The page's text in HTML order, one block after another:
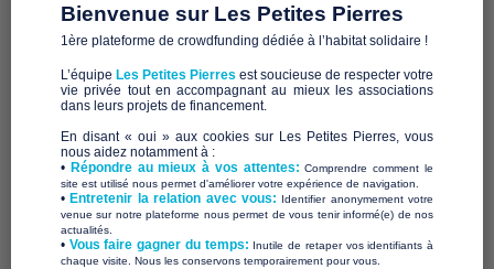
VOIES LIBRES DROME
Qui sommes-nous ?
À venir
Bienvenue sur Les Petites Pierres
1ère plateforme de crowdfunding dédiée à l’habitat solidaire !
L’équipe Les Petites Pierres est soucieuse de respecter votre
vie privée tout en accompagnant au mieux les associations
dans leurs projets de financement.
En disant « oui » aux cookies sur Les Petites Pierres, vous
nous aidez notamment à :
• Répondre au mieux à vos attentes:Comprendre comment le
site est utilisé nous permet d'améliorer votre expérience de navigation.
•Entretenir la relation avec vous: Identifier anonymement votre
venue sur notre plateforme nous permet de vous tenir informé(e) de nos
actualités.
​• Vous faire gagner du temps: Inutile de retaper vos identifiants à
chaque visite. Nous les conservons temporairement pour vous.